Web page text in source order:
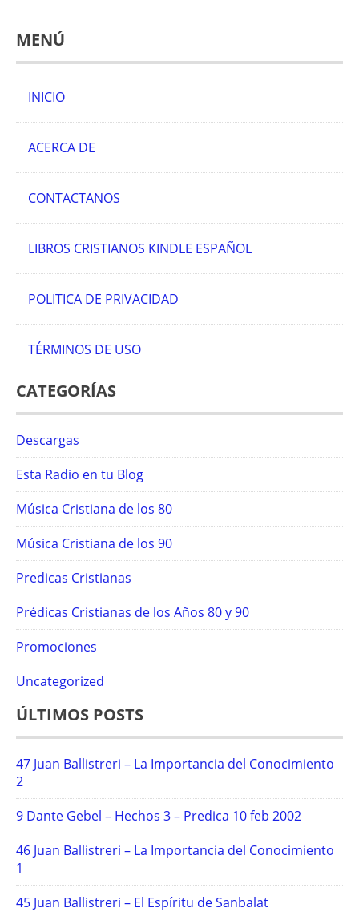
MENÚ
INICIO
ACERCA DE
CONTACTANOS
LIBROS CRISTIANOS KINDLE ESPAÑOL
POLITICA DE PRIVACIDAD
TÉRMINOS DE USO
CATEGORÍAS
Descargas
Esta Radio en tu Blog
Música Cristiana de los 80
Música Cristiana de los 90
Predicas Cristianas
Prédicas Cristianas de los Años 80 y 90
Promociones
Uncategorized
ÚLTIMOS POSTS
47 Juan Ballistreri – La Importancia del Conocimiento
2
9 Dante Gebel – Hechos 3 – Predica 10 feb 2002
46 Juan Ballistreri – La Importancia del Conocimiento
1
45 Juan Ballistreri – El Espíritu de Sanbalat